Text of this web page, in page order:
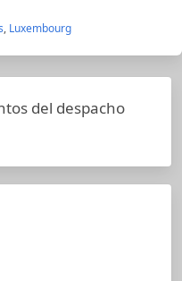
, Luxembourg
del despacho